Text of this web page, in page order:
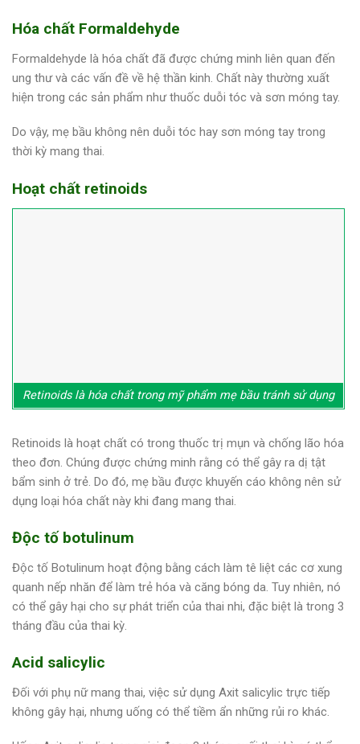
Hóa chất Formaldehyde
Formaldehyde là hóa chất đã được chứng minh liên quan đến
ung thư và các vấn đề về hệ thần kinh. Chất này thường xuất
hiện trong các sản phẩm như thuốc duỗi tóc và sơn móng tay.
Do vậy, mẹ bầu không nên duỗi tóc hay sơn móng tay trong
thời kỳ mang thai.
Hoạt chất retinoids
Retinoids là hóa chất trong mỹ phẩm mẹ bầu tránh sử dụng
Retinoids là hoạt chất có trong thuốc trị mụn và chống lão hóa
theo đơn. Chúng được chứng minh rằng có thể gây ra dị tật
bẩm sinh ở trẻ. Do đó, mẹ bầu được khuyến cáo không nên sử
dụng loại hóa chất này khi đang mang thai.
Độc tố botulinum
Độc tố Botulinum hoạt động bằng cách làm tê liệt các cơ xung
quanh nếp nhăn để làm trẻ hóa và căng bóng da. Tuy nhiên, nó
có thể gây hại cho sự phát triển của thai nhi, đặc biệt là trong 3
tháng đầu của thai kỳ.
Acid salicylic
Đối với phụ nữ mang thai, việc sử dụng Axit salicylic trực tiếp
không gây hại, nhưng uống có thể tiềm ẩn những rủi ro khác.